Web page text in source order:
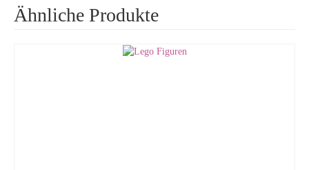
Ähnliche Produkte